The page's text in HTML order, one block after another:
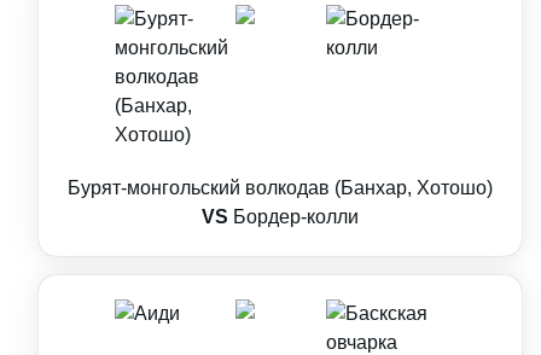
Бурят-монгольский волкодав (Банхар, Хотошо)
VS Бордер-колли